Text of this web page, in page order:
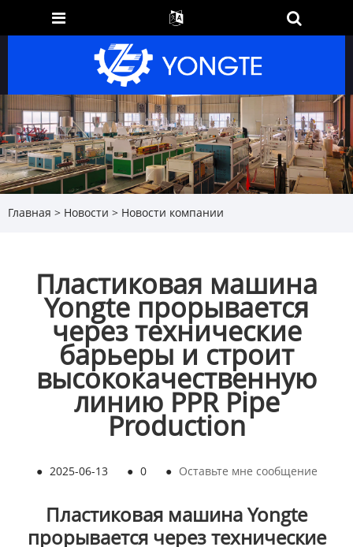
Главная > Новости > Новости компании
Пластиковая машина
Yongte прорывается
через технические
барьеры и строит
высококачественную
линию PPR Pipe
Production
● 2025-06-13 ● 0 ● Оставьте мне сообщение
Пластиковая машина Yongte
прорывается через технические